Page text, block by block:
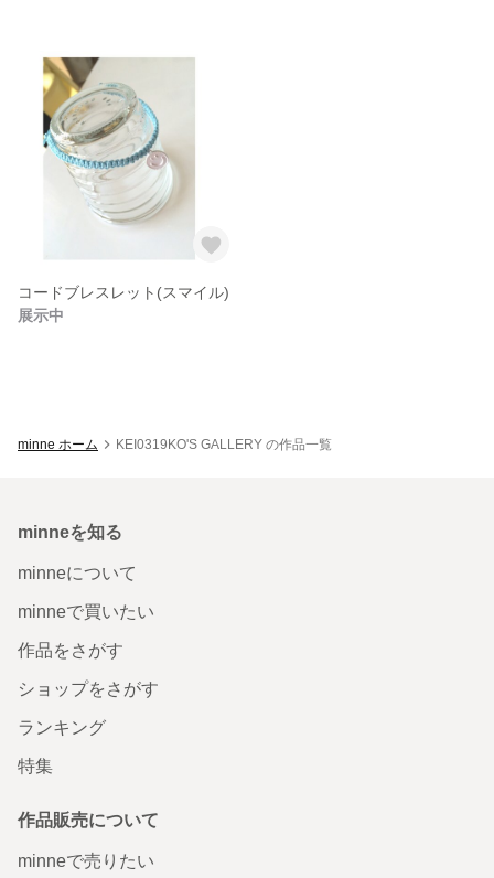
コードブレスレット(スマイル)
展示中
minne ホーム KEI0319KO'S GALLERY の作品一覧
minneを知る
minneについて
minneで買いたい
作品をさがす
ショップをさがす
ランキング
特集
作品販売について
minneで売りたい